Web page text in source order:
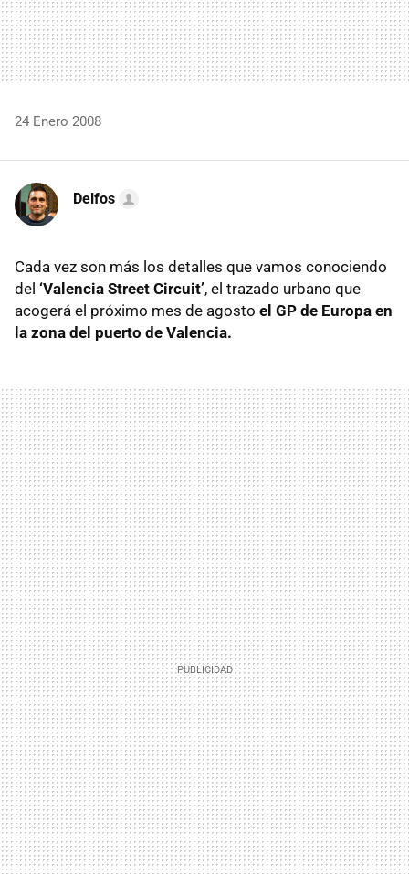
24 Enero 2008
Delfos
Cada vez son más los detalles que vamos conociendo
del ‘Valencia Street Circuit’, el trazado urbano que
acogerá el próximo mes de agosto el GP de Europa en
la zona del puerto de Valencia.